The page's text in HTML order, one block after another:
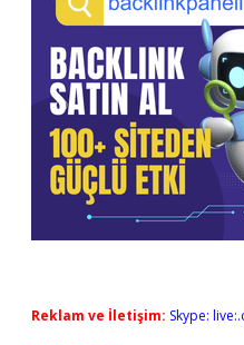
Reklam ve İletişim: Skype: